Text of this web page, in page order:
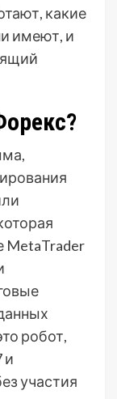
какие
имеют, и
MetaTrader
робот,
и
участия